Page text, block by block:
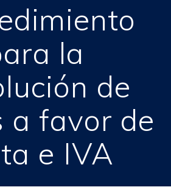
la
de
a favor de
e IVA